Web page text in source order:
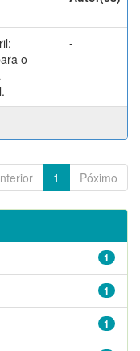
o
-
1 Póximo
1
1
1